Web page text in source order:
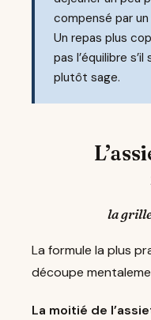
compensé par
Un repas plus
pas l’équilibre
plutôt sage.
la
La formule la plus
découpe
La moitié de